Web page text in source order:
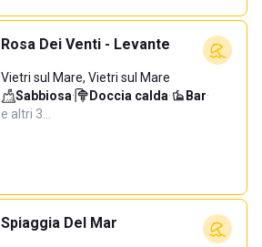
Rosa Dei Venti - Levante
Vietri sul Mare, Vietri sul Mare
Sabbiosa· Doccia calda· Bar·
e altri 3…
Spiaggia Del Mar